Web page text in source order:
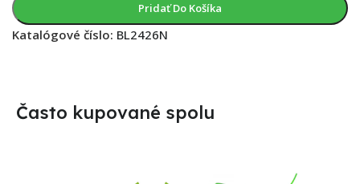
Pridať Do Košíka
Katalógové číslo: BL2426N
Často kupované spolu